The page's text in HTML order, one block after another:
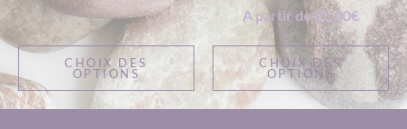
CHOIX DES
OPTIONS
A partir de25,00€
CHOIX DES
OPTIONS